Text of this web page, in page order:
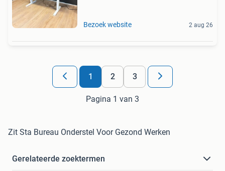
Bezoek website 2 aug 26
1 2 3
Pagina 1 van 3
Zit Sta Bureau Onderstel Voor Gezond Werken
Gerelateerde zoektermen